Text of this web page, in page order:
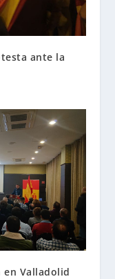
ante la
en Valladolid